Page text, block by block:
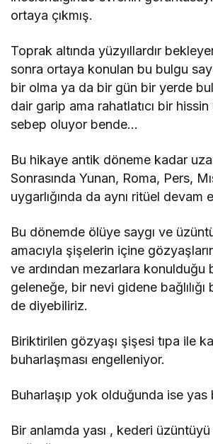
ortaya çıkmış.
Toprak altında yüzyıllardır
sonra ortaya konulan bu bulgu
bir olma ya da bir gün bir yerde
dair garip ama rahatlatıcı bir hissin
sebep oluyor bende…
Bu hikaye antik döneme kadar
Sonrasında Yunan, Roma, Pers,
uygarlığında da aynı ritüel devam
Bu dönemde ölüye saygı ve
amacıyla şişelerin içine
ve ardından mezarlara konulduğu
geleneğe, bir nevi gidene bağlılığı
de diyebiliriz.
Biriktirilen gözyaşı şişesi tıpa ile
buharlaşması engelleniyor.
Buharlaşıp yok olduğunda ise yas
Bir anlamda yası , kederi